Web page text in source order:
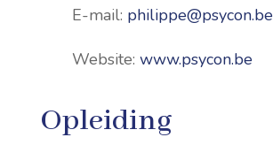
E-mail: philippe@psycon.be
Website: www.psycon.be
Opleiding